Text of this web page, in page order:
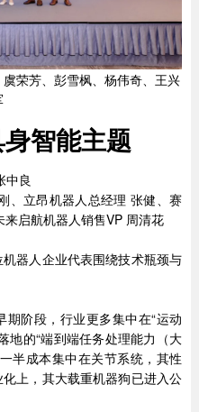
荣芳、彭雪枫、杨伟奇、王兴
智能主题
中良
、立昂机器人总经理 张健、赛
启航机器人销售VP 周清花
器人企业代表围绕技术瓶颈与
阶段，行业更多集中在“运动
地的“端到端任务处理能力（大
半成本集中在关节系统，其性
上，其大载重机器狗已进入公